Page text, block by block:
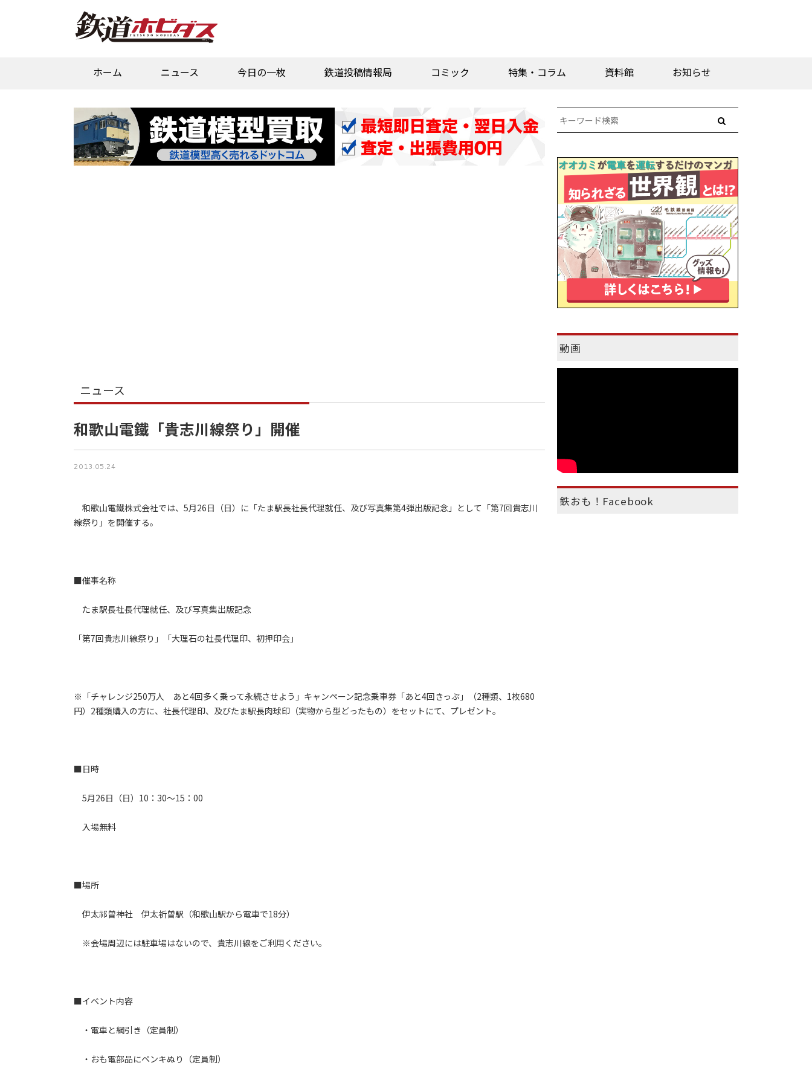
ホーム ニュース 今日の一枚 鉄道投稿情報局 コミック 特集・コラム 資料館 お知らせ
ニュース
和歌山電鐵「貴志川線祭り」開催
2013.05.24
和歌山電鐵株式会社では、5月26日（日）に「たま駅長社長代理就任、及び写真集第4弾出版記念」として「第7回貴志川
線祭り」を開催する。
■催事名称
たま駅長社長代理就任、及び写真集出版記念
「第7回貴志川線祭り」「大理石の社長代理印、初押印会」
※「チャレンジ250万人 あと4回多く乗って永続させよう」キャンペーン記念乗車券「あと4回きっぷ」（2種類、1枚680
円）2種類購入の方に、社長代理印、及びたま駅長肉球印（実物から型どったもの）をセットにて、プレゼント。
■日時
5月26日（日）10：30～15：00
入場無料
■場所
伊太祁曽神社 伊太祈曽駅（和歌山駅から電車で18分）
※会場周辺には駐車場はないので、貴志川線をご利用ください。
■イベント内容
・電車と綱引き（定員制）
・おも電部品にペンキぬり（定員制）
動画
鉄おも！Facebook